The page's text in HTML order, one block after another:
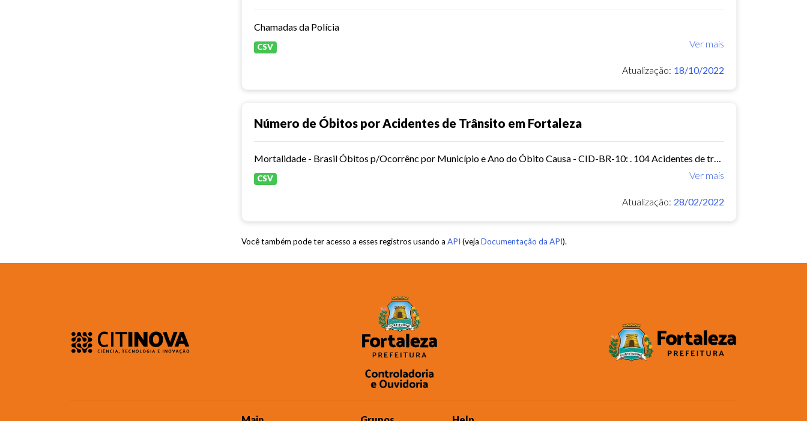
Chamadas da Polícia
Ver mais
CSV
Atualização: 18/10/2022
Número de Óbitos por Acidentes de Trânsito em Fortaleza
Mortalidade - Brasil Óbitos p/Ocorrênc por Município e Ano do Óbito Causa - CID-BR-10: . 104 Acidentes de transporte Período:2010-2019 Taxa municipal de homicídios por cem mil...
Ver mais
CSV
Atualização: 28/02/2022
Você também pode ter acesso a esses registros usando a API (veja Documentação da API).